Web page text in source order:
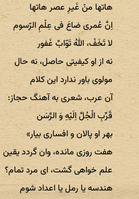
هاتها منْ غَیرِ عصر هاتها
اِنَّ عُمری ضاعَ فی عِلْمِ الرّسوم
لا تَخَفْ، اللهُ تَوّابٌ غَفور
نه از او کیفیتی حاصل، نه حال
مولوی باور ندارد این کلام
آن عرب، شعری به آهنگ حجاز:
قَرِّبِ الْجُلَّ اِلَیْهِ وَ الرَّسَن
بهر او پالان و افساری بیار»
هفت روزی مانده، وان گردد یقین
علم خواهی گشت، ای مرد تمام؟
هندسه یا رمل یا اعداد شوم